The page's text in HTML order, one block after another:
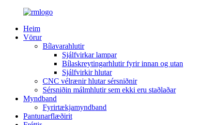
Heim
Vörur
Bílavarahlutir
Sjálfvirkar lampar
Bílaskreytingarhlutir fyrir innan og utan
Sjálfvirkir hlutar
CNC vélrænir hlutar sérsniðnir
Sérsniðin málmhlutir sem ekki eru staðlaðar
Myndband
Fyrirtækjamyndband
Pantunarflæðirit